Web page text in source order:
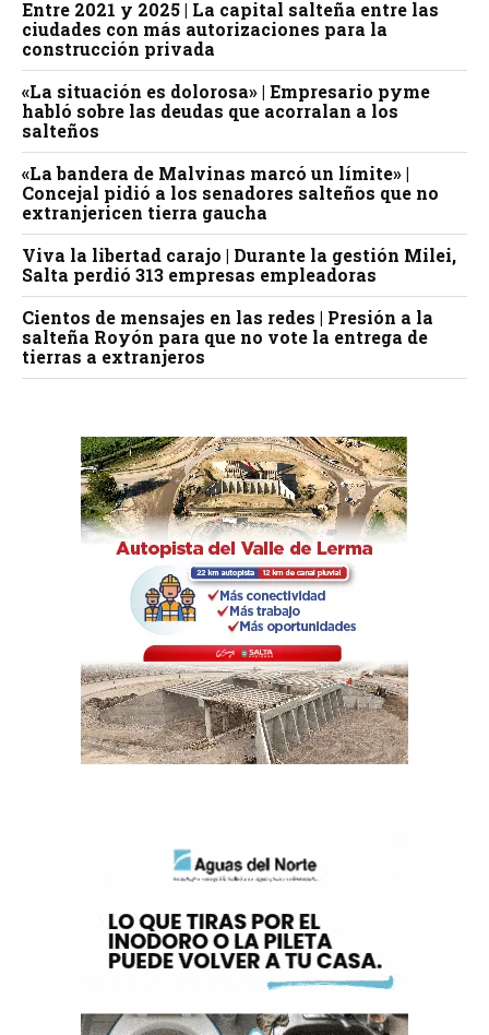
Entre 2021 y 2025 | La capital salteña entre las
ciudades con más autorizaciones para la
construcción privada
«La situación es dolorosa» | Empresario pyme
habló sobre las deudas que acorralan a los
salteños
«La bandera de Malvinas marcó un límite» |
Concejal pidió a los senadores salteños que no
extranjericen tierra gaucha
Viva la libertad carajo | Durante la gestión Milei,
Salta perdió 313 empresas empleadoras
Cientos de mensajes en las redes | Presión a la
salteña Royón para que no vote la entrega de
tierras a extranjeros